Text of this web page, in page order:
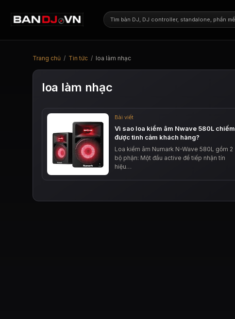
Trang chủ / Tin tức / loa làm nhạc
loa làm nhạc
Bài viết
Vì sao loa kiểm âm Nwave 580L chiếm
được tình cảm khách hàng?
Loa kiểm âm Numark N-Wave 580L gồm 2
bộ phận: Một đầu active để tiếp nhận tín
hiệu…